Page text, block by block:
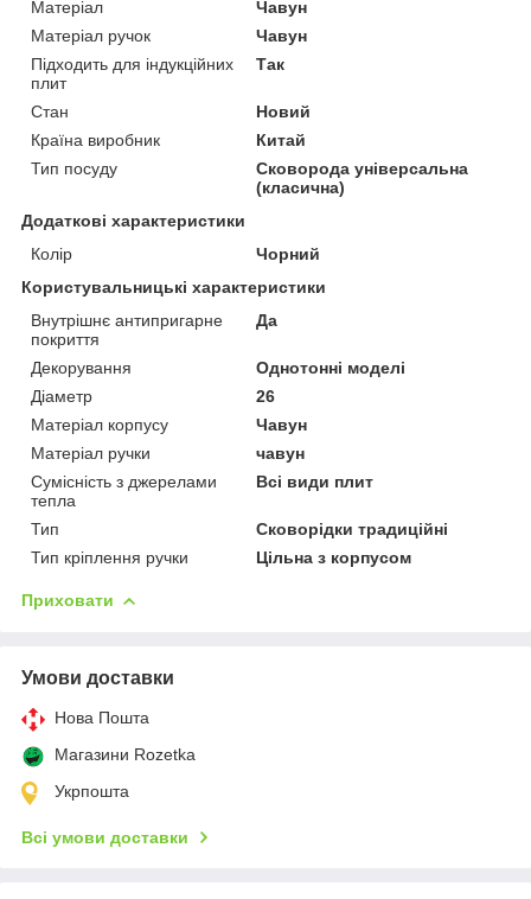
Матеріал
Чавун
Матеріал ручок
Чавун
Підходить для індукційних
плит
Так
Стан
Новий
Країна виробник
Китай
Тип посуду
Сковорода універсальна
(класична)
Додаткові характеристики
Колір
Чорний
Користувальницькі характеристики
Внутрішнє антипригарне
покриття
Да
Декорування
Однотонні моделі
Діаметр
26
Матеріал корпусу
Чавун
Матеріал ручки
чавун
Сумісність з джерелами
тепла
Всі види плит
Тип
Сковорідки традиційні
Тип кріплення ручки
Цільна з корпусом
Приховати
Умови доставки
Нова Пошта
Магазини Rozetka
Укрпошта
Всі умови доставки